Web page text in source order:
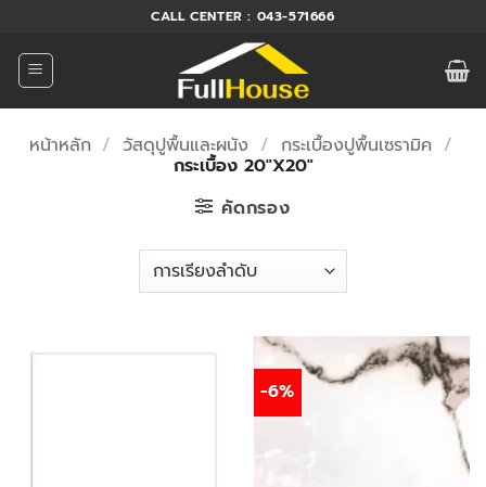
ยัง
เนื้อหา
CALL CENTER : 043-571666
หน้าหลัก / วัสดุปูพื้นและผนัง / กระเบื้องปูพื้นเซรามิค /
กระเบื้อง 20"X20"
คัดกรอง
-6%